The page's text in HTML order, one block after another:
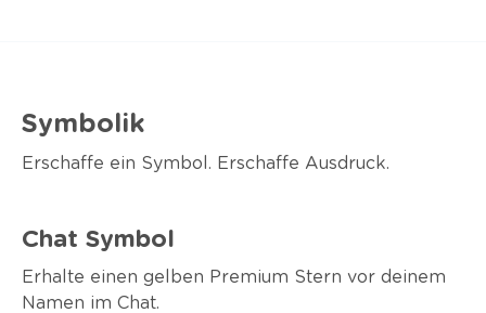
Symbolik
Erschaffe ein Symbol. Erschaffe Ausdruck.
Chat Symbol
Erhalte einen gelben Premium Stern vor deinem
Namen im Chat.